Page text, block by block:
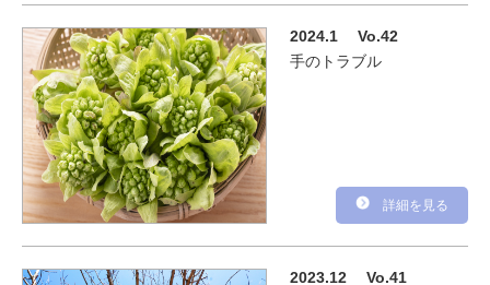
2024.1 Vo.42
手のトラブル
詳細を見る
2023.12 Vo.41